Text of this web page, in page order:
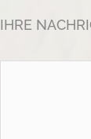
IHRE